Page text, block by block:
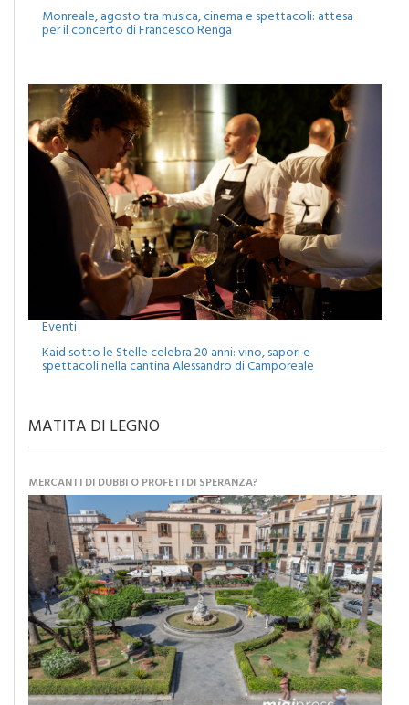
Eventi
Monreale, agosto tra musica, cinema e spettacoli: attesa
Eventi
Kaid sotto le Stelle celebra 20 anni: vino, sapori e
MATITA DI LEGNO
MERCANTI DI DUBBI O PROFETI DI SPERANZA?